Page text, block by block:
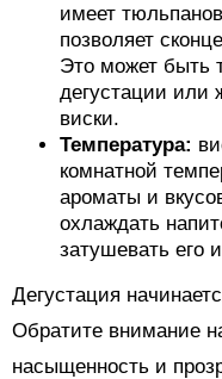
имеет
позволяет
Это может быть
дегустации или
виски.
Температура:
комнатной
ароматы и
охлаждать
затушевать его
Дегустация
Обратите внимание
насыщенность и